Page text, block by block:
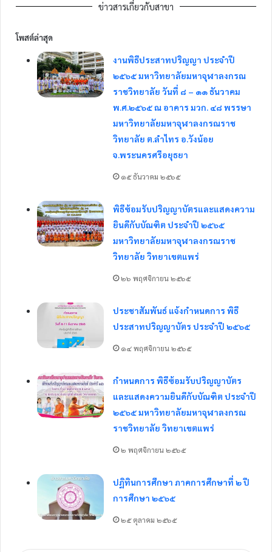
ข่าวสารเกี่ยวกับสาขา
โพสต์ล่าสุด
งานพิธีประสาทปริญญา ประจำปี
๒๕๖๕ มหาวิทยาลัยมหาจุฬาลงกรณ
ราชวิทยาลัย วันที่ ๘ – ๑๑ ธันวาคม
พ.ศ.๒๕๖๕ ณ อาคาร มวก. ๔๘ พรรษา
มหาวิทยาลัยมหาจุฬาลงกรณราช
วิทยาลัย ต.ลำไทร อ.วังน้อย
จ.พระนครศรีอยุธยา
๑๕ ธันวาคม ๒๕๖๕
พิธีซ้อมรับปริญญาบัตรและแสดงความ
ยินดีกับบัณฑิต ประจำปี ๒๕๖๕
มหาวิทยาลัยมหาจุฬาลงกรณราช
วิทยาลัย วิทยาเขตแพร่
๒๖ พฤศจิกายน ๒๕๖๕
ประชาสัมพันธ์ แจ้งกำหนดการ พิธี
ประสาทปริญญาบัตร ประจำปี ๒๕๖๕
๑๔ พฤศจิกายน ๒๕๖๕
กำหนดการ พิธีซ้อมรับปริญญาบัตร
และแสดงความยินดีกับบัณฑิต ประจำปี
๒๕๖๕ มหาวิทยาลัยมหาจุฬาลงกรณ
ราชวิทยาลัย วิทยาเขตแพร่
๒ พฤศจิกายน ๒๕๖๕
ปฏิทินการศึกษา ภาคการศึกษาที่ ๒ ปี
การศึกษา ๒๕๖๕
๒๕ ตุลาคม ๒๕๖๕